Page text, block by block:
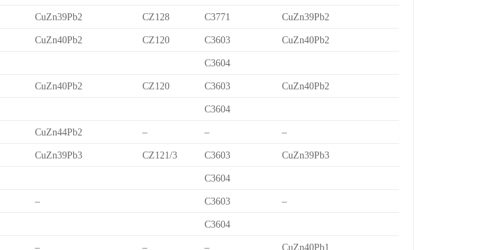
CuZn39Pb2 CZ128 C3771 CuZn39Pb2
CuZn40Pb2 CZ120 C3603 CuZn40Pb2
C3604
CuZn40Pb2 CZ120 C3603 CuZn40Pb2
C3604
CuZn44Pb2 – – –
CuZn39Pb3 CZ121/3 C3603 CuZn39Pb3
C3604
– C3603 –
C3604
– – – CuZn40Pb1